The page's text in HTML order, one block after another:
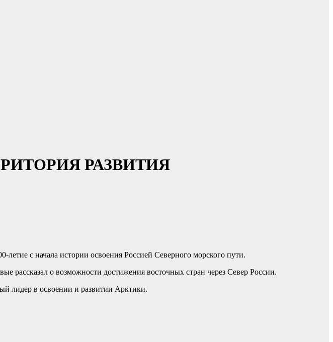
РАЗВИТИЯ
летие с начала истории освоения Россией Северного морского пути.
рассказал о возможности достижения восточных стран через Север России.
лидер в освоении и развитии Арктики.